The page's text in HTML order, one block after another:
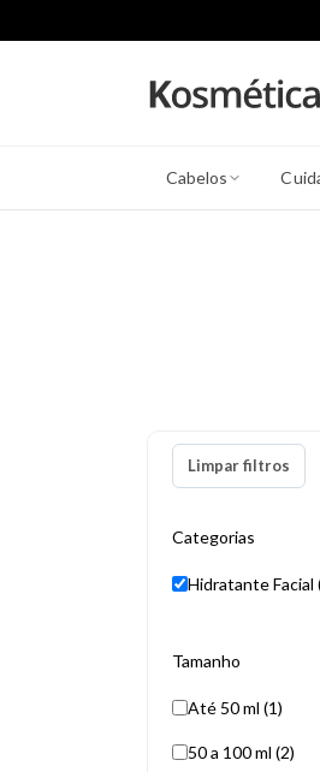
Cabelos
Limpar filtros
Categorias
Hidratante Facial
Tamanho
Até 50 ml (1)
50 a 100 ml (2)